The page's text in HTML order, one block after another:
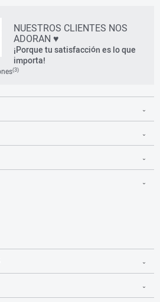
NUESTROS CLIENTES NOS
ADORAN ♥
¡Porque tu satisfacción es lo que
importa!
(3)